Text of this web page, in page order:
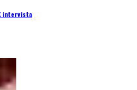
intervista